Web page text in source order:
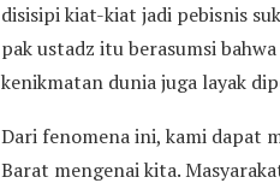
disisipi kiat-kiat jadi pebisnis
pak ustadz itu berasumsi
kenikmatan dunia juga layak
Dari fenomena ini, kami dapat
Barat mengenai kita.